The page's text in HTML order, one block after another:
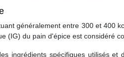
généralement entre 300 et 400
(IG) du pain d'épice est considéré
ingrédients spécifiques utilisés